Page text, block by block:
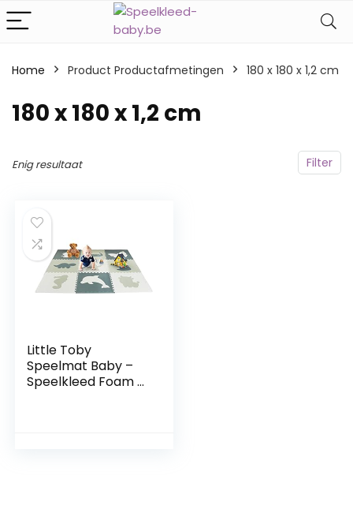
Home Product Productafmetingen ‎180 x 180 x 1,2 cm
‎180 x 180 x 1,2 cm
Filter
Enig resultaat
Little Toby
Speelmat Baby –
Speelkleed Foam –